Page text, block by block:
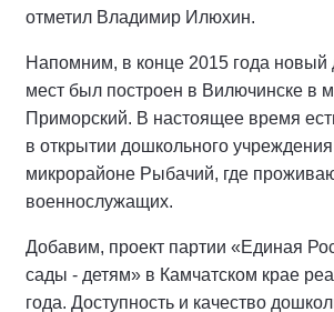
отметил Владимир Илюхин.
Напомним, в конце 2015 года новый
мест был построен в Вилючинске в
Приморский. В настоящее время
в открытии дошкольного
микрорайоне Рыбачий, где
военнослужащих.
Добавим, проект партии «Единая
сады - детям» в Камчатском крае
года. Доступность и качество